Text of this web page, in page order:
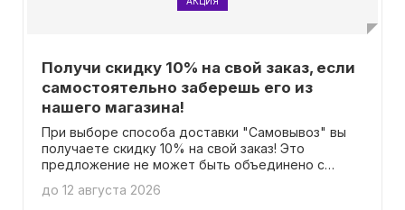
Получи скидку 10% на свой заказ, если
самостоятельно заберешь его из
нашего магазина!
При выборе способа доставки "Самовывоз" вы
получаете скидку 10% на свой заказ! Это
предложение не может быть объединено с
промокод.
до 12 августа 2026